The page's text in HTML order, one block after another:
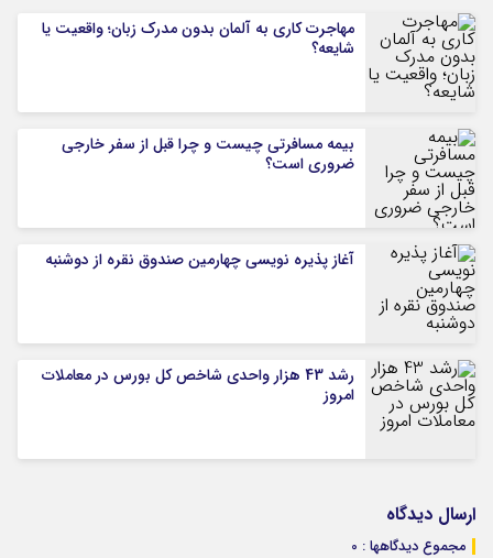
مهاجرت کاری به آلمان بدون مدرک زبان؛ واقعیت یا
شایعه؟
بیمه مسافرتی چیست و چرا قبل از سفر خارجی
ضروری است؟
آغاز پذیره نویسی چهارمین صندوق نقره از دوشنبه
رشد 43 هزار واحدی شاخص کل بورس در معاملات
امروز
ارسال دیدگاه
مجموع دیدگاهها : 0